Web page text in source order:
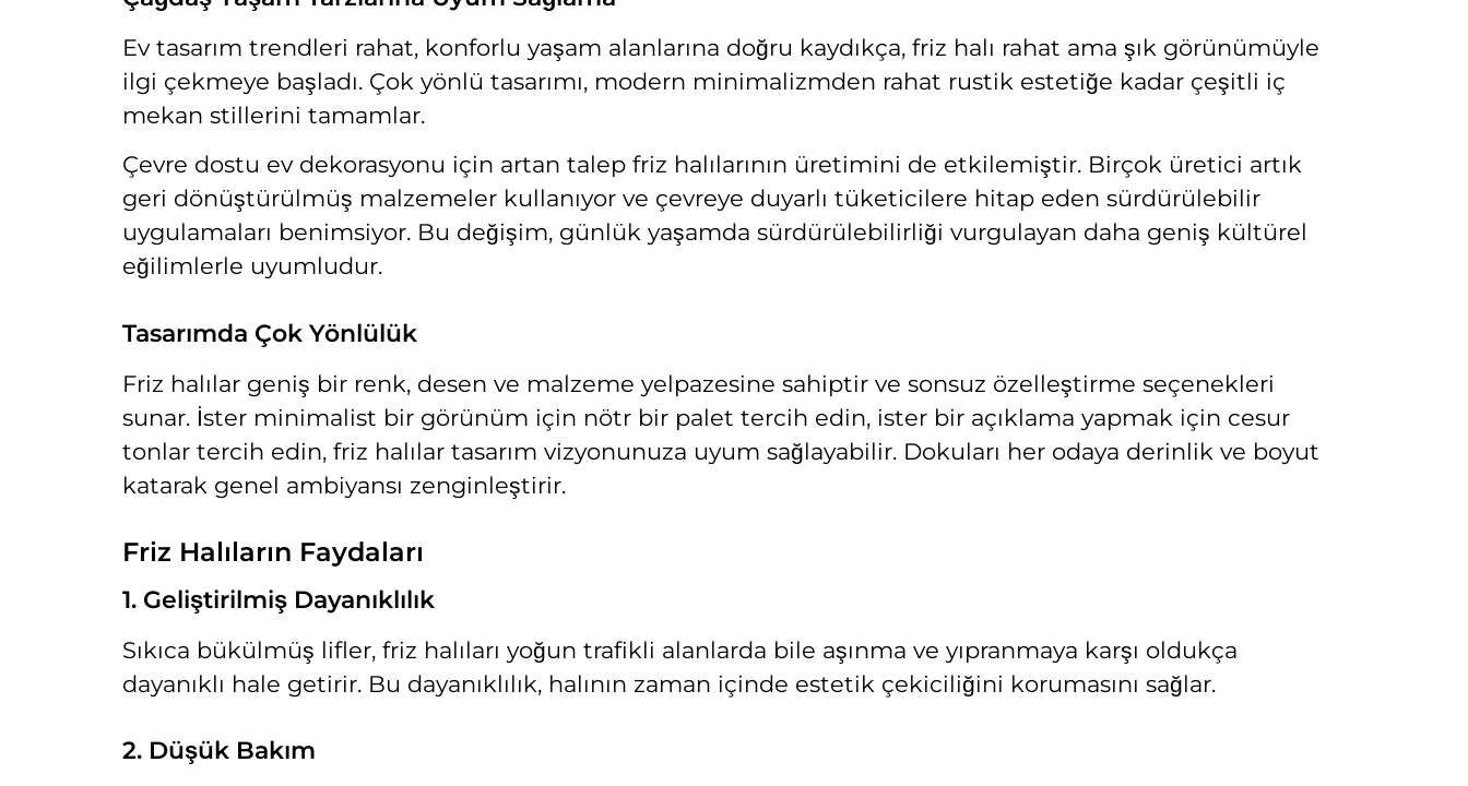
Ev tasarım trendleri rahat, konforlu yaşam alanlarına doğru kaydıkça, friz halı rahat ama şık görünümüyle
ilgi çekmeye başladı. Çok yönlü tasarımı, modern minimalizmden rahat rustik estetiğe kadar çeşitli iç
mekan stillerini tamamlar.
Çevre dostu ev dekorasyonu için artan talep friz halılarının üretimini de etkilemiştir. Birçok üretici artık
geri dönüştürülmüş malzemeler kullanıyor ve çevreye duyarlı tüketicilere hitap eden sürdürülebilir
uygulamaları benimsiyor. Bu değişim, günlük yaşamda sürdürülebilirliği vurgulayan daha geniş kültürel
eğilimlerle uyumludur.
Tasarımda Çok Yönlülük
Friz halılar geniş bir renk, desen ve malzeme yelpazesine sahiptir ve sonsuz özelleştirme seçenekleri
sunar. İster minimalist bir görünüm için nötr bir palet tercih edin, ister bir açıklama yapmak için cesur
tonlar tercih edin, friz halılar tasarım vizyonunuza uyum sağlayabilir. Dokuları her odaya derinlik ve boyut
katarak genel ambiyansı zenginleştirir.
Friz Halıların Faydaları
1. Geliştirilmiş Dayanıklılık
Sıkıca bükülmüş lifler, friz halıları yoğun trafikli alanlarda bile aşınma ve yıpranmaya karşı oldukça
dayanıklı hale getirir. Bu dayanıklılık, halının zaman içinde estetik çekiciliğini korumasını sağlar.
2. Düşük Bakım